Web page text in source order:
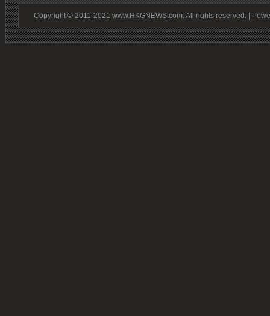
Copyright © 2011-2021 www.HKGNEWS.com. All rights reserved. |